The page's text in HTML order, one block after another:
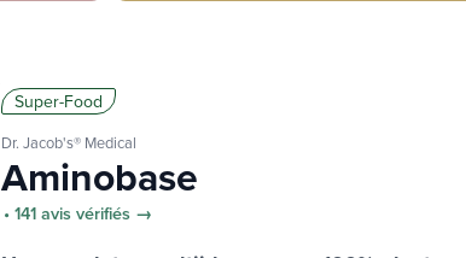
Super-Food
Dr. Jacob's® Medical
Aminobase
• 141 avis vérifiés →